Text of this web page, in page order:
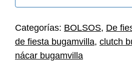
Categorías: BOLSOS, De
de fiesta bugamvilla, clutch
nácar bugamvilla